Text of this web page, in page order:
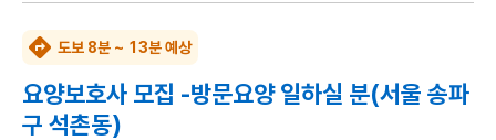
도보 8분 ~ 13분 예상
요양보호사 모집 -방문요양 일하실 분(서울 송파
구 석촌동)